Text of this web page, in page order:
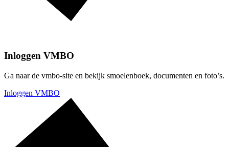
Inloggen VMBO
Ga naar de vmbo-site en bekijk smoelenboek, documenten en foto’s.
Inloggen VMBO